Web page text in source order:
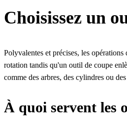
Choisissez un
Polyvalentes et précises, les
rotation tandis qu'un outil de coupe
comme des arbres, des cylindres ou
À quoi servent les